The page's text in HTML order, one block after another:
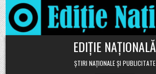
Skip to content
EDIȚIE NAȚIONALĂ
ȘTIRI NAȚIONALE ȘI PUBLICITATE